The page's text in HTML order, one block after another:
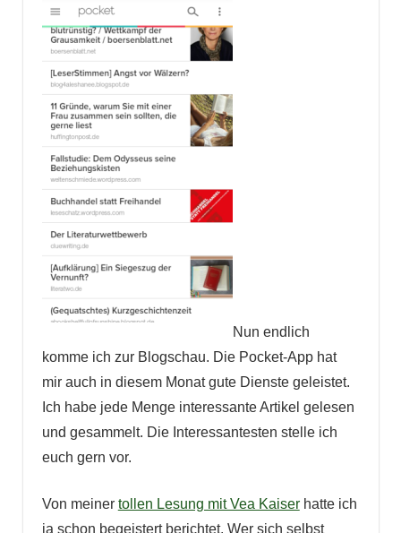
Nun endlich
komme ich zur Blogschau. Die Pocket-App hat
mir auch in diesem Monat gute Dienste geleistet.
Ich habe jede Menge interessante Artikel gelesen
und gesammelt. Die Interessantesten stelle ich
euch gern vor.
Von meiner tollen Lesung mit Vea Kaiserhatte ich
ja schon begeistert berichtet. Wer sich selbst